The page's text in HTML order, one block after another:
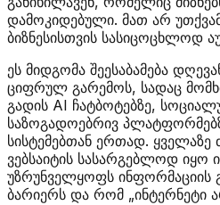
დამოკიდებული. მათ არ
ბიზნესისთვის სასიცოცხლოდ
ეს მიდგომა შეესაბამება
ციფრულ გარემოს, სადაც
გადის AI ჩატბოტებზე,
საზოგადოებრივ
სისტემებთან ერთად. ყველაზე
ვებსაიტის სასარგებლოდ იყო
უზრუნველყოფს ინფორმაციის
ბარიერს და რომ „ინტერნეტი